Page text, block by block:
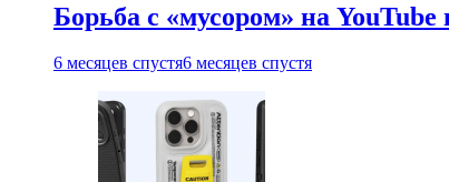
Борьба с «мусором» на
6 месяцев спустя6 месяцев спустя